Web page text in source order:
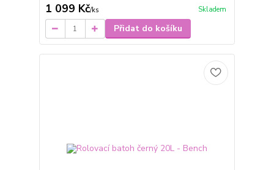
1 099 Kč/ks Skladem
Přidat do košíku